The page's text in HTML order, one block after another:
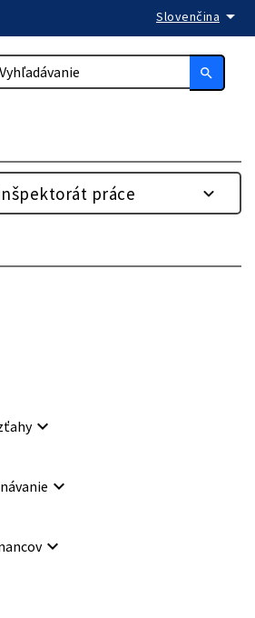
Slovenčina arrow_drop_down
search
práce
keyboard_arrow_down
keyboard_arrow_down
keyboard_arrow_down